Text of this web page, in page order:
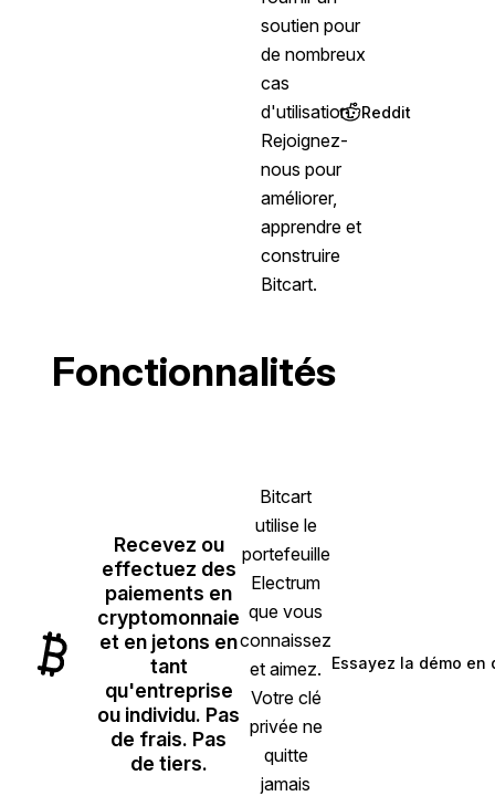
soutien pour
de nombreux
cas
d'utilisation.
Rejoignez-
nous pour
améliorer,
apprendre et
construire
Bitcart.
Reddit
(opens in new
Fonctionnalités
Recevez ou
effectuez des
paiements en
cryptomonnaie
et en jetons en
tant
qu'entreprise
ou individu. Pas
de frais. Pas
de tiers.
Bitcart
utilise le
portefeuille
Electrum
que vous
connaissez
et aimez.
Votre clé
privée ne
quitte
jamais
Essayez la démo en
(opens